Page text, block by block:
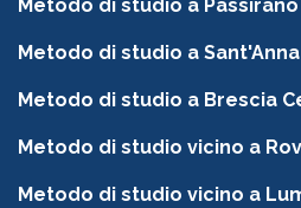
Metodo di studio a Passirano
Metodo di studio a Sant'Anna
Metodo di studio a Brescia
Metodo di studio vicino a
Metodo di studio vicino a